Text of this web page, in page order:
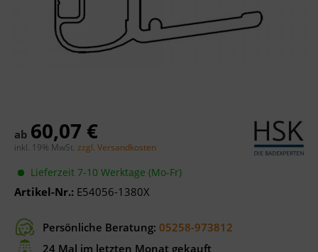
ab 60,07 €
inkl. 19% MwSt. zzgl. Versandkosten
Lieferzeit 7-10 Werktage (Mo-Fr)
Artikel-Nr.: E54056-1380X
Persönliche Beratung: 05258-973812
24 Mal im letzten Monat gekauft